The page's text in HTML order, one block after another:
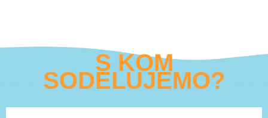
S KOM
SODELUJEMO?